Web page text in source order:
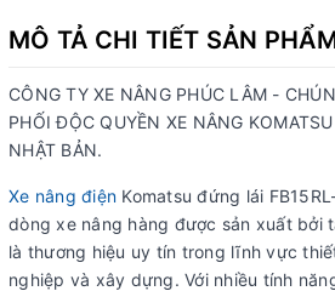
MÔ TẢ CHI TIẾT SẢN
CÔNG TY XE NÂNG PHÚC LÂM -
PHỐI ĐỘC QUYỀN XE NÂNG
NHẬT BẢN.
Xe nâng điện Komatsu đứng lái
dòng xe nâng hàng được sản xuất bởi
là thương hiệu uy tín trong lĩnh vực
nghiệp và xây dựng. Với nhiều tính